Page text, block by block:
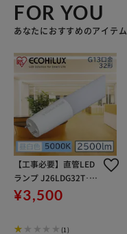
FOR YOU
あなたにおすすめのアイテム
【工事必要】直管LED
ランプ J26LDG32T･N/
16/25/16SV/C
¥3,500
(1)